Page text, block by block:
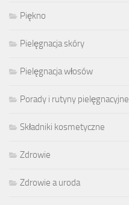
Piękno
Pielęgnacja skóry
Pielęgnacja włosów
Porady i rutyny pielęgnacyjne
Składniki kosmetyczne
Zdrowie
Zdrowie a uroda